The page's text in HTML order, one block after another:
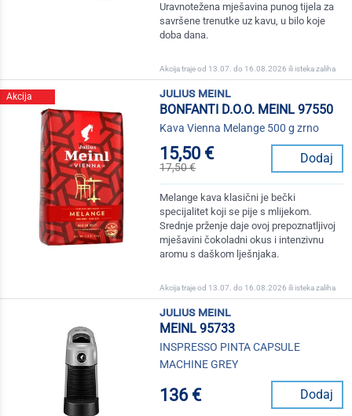
Uravnotežena mješavina punog tijela za
savršene trenutke uz kavu, u bilo koje
doba dana.
Akcija traje od 13.07. do 16.08.2026 ili isteka zaliha
Akcija
julius meinl
BONFANTI D.O.O. MEINL 97550
Kava Vienna Melange 500 g zrno
15,50 €
17,50 €
Dodaj
Melange kava klasični je bečki
specijalitet koji se pije s mlijekom.
Srednje prženje daje ovoj prepoznatljivoj
mješavini čokoladni okus i intenzivnu
aromu s daškom lješnjaka.
Akcija traje od 13.07. do 16.08.2026 ili isteka zaliha
julius meinl
MEINL 95733
INSPRESSO PINTA CAPSULE
MACHINE GREY
136 € Dodaj